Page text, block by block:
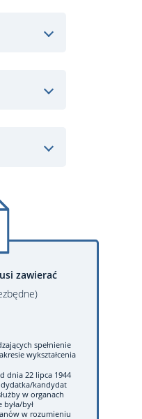
zawierać
spełnienie
wykształcenia
dnia 22 lipca 1944
kandydat
w organach
był
w rozumieniu